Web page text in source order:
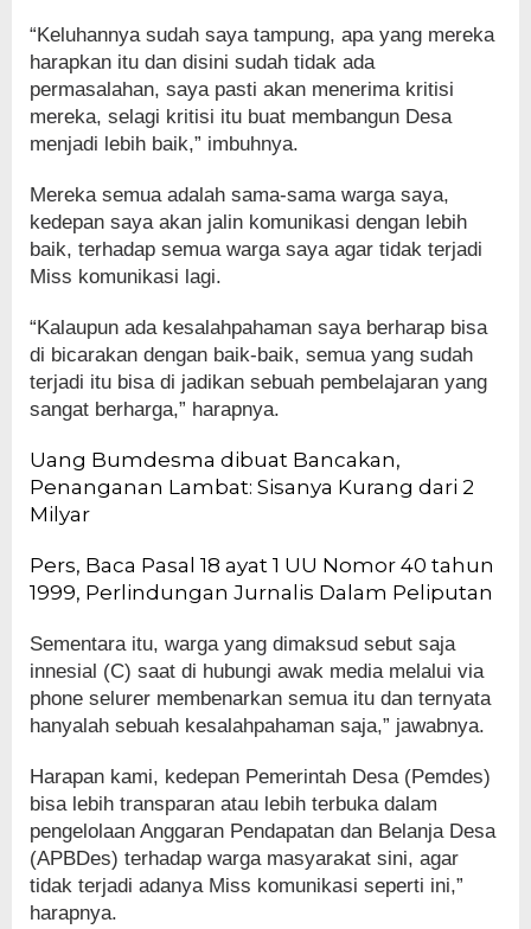
“Keluhannya sudah saya tampung, apa yang mereka
harapkan itu dan disini sudah tidak ada
permasalahan, saya pasti akan menerima kritisi
mereka, selagi kritisi itu buat membangun Desa
menjadi lebih baik,” imbuhnya.
Mereka semua adalah sama-sama warga saya,
kedepan saya akan jalin komunikasi dengan lebih
baik, terhadap semua warga saya agar tidak terjadi
Miss komunikasi lagi.
“Kalaupun ada kesalahpahaman saya berharap bisa
di bicarakan dengan baik-baik, semua yang sudah
terjadi itu bisa di jadikan sebuah pembelajaran yang
sangat berharga,” harapnya.
Uang Bumdesma dibuat Bancakan,
Penanganan Lambat: Sisanya Kurang dari 2
Milyar
Pers, Baca Pasal 18 ayat 1 UU Nomor 40 tahun
1999, Perlindungan Jurnalis Dalam Peliputan
Sementara itu, warga yang dimaksud sebut saja
innesial (C) saat di hubungi awak media melalui via
phone selurer membenarkan semua itu dan ternyata
hanyalah sebuah kesalahpahaman saja,” jawabnya.
Harapan kami, kedepan Pemerintah Desa (Pemdes)
bisa lebih transparan atau lebih terbuka dalam
pengelolaan Anggaran Pendapatan dan Belanja Desa
(APBDes) terhadap warga masyarakat sini, agar
tidak terjadi adanya Miss komunikasi seperti ini,”
harapnya.